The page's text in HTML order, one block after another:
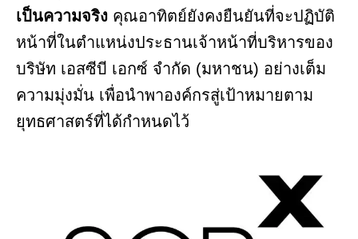
เป็นความจริง คุณอาทิตย์ยังคงยืนยันที่จะปฏิบัติ
หน้าที่ในตำแหน่งประธานเจ้าหน้าที่บริหารของ
บริษัท เอสซีบี เอกซ์ จำกัด (มหาชน) อย่างเต็ม
ความมุ่งมั่น เพื่อนำพาองค์กรสู่เป้าหมายตาม
ยุทธศาสตร์ที่ได้กำหนดไว้